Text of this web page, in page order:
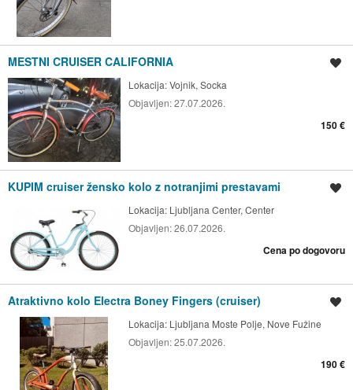
MESTNI CRUISER CALIFORNIA
Lokacija:Vojnik, Socka
Objavljen:27.07.2026.
150 €
KUPIM cruiser žensko kolo z notranjimi prestavami
Lokacija: Ljubljana Center, Center
Objavljen:26.07.2026.
Cena po dogovoru
Atraktivno kolo Electra Boney Fingers (cruiser)
Lokacija: Ljubljana Moste Polje, Nove Fužine
Objavljen:25.07.2026.
190 €